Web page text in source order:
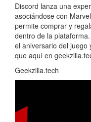
Discord lanza una
asociándose con
permite comprar y
dentro de la
el aniversario del juego
que aquí en
Geekzilla.tech